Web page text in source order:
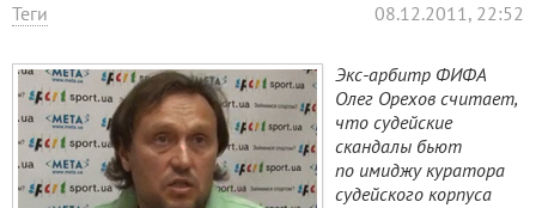
Теги 08.12.2011, 22:52
Экс-арбитр ФИФА
Олег Орехов считает,
что судейские
скандалы бьют
по имиджу куратора
судейского корпуса